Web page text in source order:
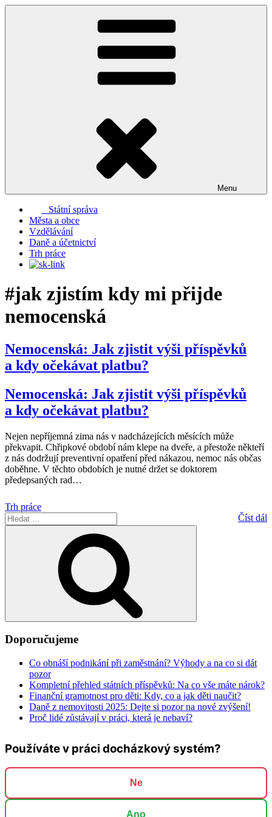
Přejít
Menu
Státní správa
Města a obce
Vzdělávání
Daně a účetnictví
Trh práce
#jak zjistím kdy mi přijde
nemocenská
Nemocenská: Jak zjistit výši příspěvků
a kdy očekávat platbu?
Nemocenská: Jak zjistit výši příspěvků
a kdy očekávat platbu?
Nejen nepříjemná zima nás v nadcházejících měsících může
překvapit. Chřipkové období nám klepe na dveře, a přestože někteří
z nás dodržují preventivní opatření před nákazou, nemoc nás občas
doběhne. V těchto obdobích je nutné držet se doktorem
předepsaných rad…
Trh práce
Číst dál
Hledat:
Doporučujeme
Co obnáší podnikání při zaměstnání? Výhody a na co si dát
pozor
Kompletní přehled státních příspěvků: Na co vše máte nárok?
Finanční gramotnost pro děti: Kdy, co a jak děti naučit?
Daně z nemovitosti 2025: Dejte si pozor na nové zvýšení!
Proč lidé zůstávají v práci, která je nebaví?
Používáte v práci docházkový systém?
Ne
Ano